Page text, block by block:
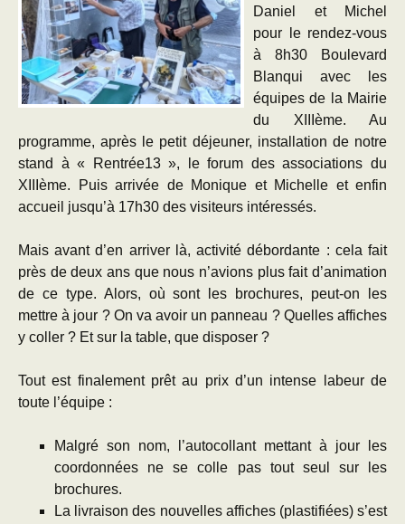
Daniel et Michel
pour le rendez-vous
à 8h30 Boulevard
Blanqui avec les
équipes de la Mairie
du XIIIème. Au
programme, après le petit déjeuner, installation de notre
stand à « Rentrée13 », le forum des associations du
XIIIème. Puis arrivée de Monique et Michelle et enfin
accueil jusqu’à 17h30 des visiteurs intéressés.
Mais avant d’en arriver là, activité débordante : cela fait
près de deux ans que nous n’avions plus fait d’animation
de ce type. Alors, où sont les brochures, peut-on les
mettre à jour ? On va avoir un panneau ? Quelles affiches
y coller ? Et sur la table, que disposer ?
Tout est finalement prêt au prix d’un intense labeur de
toute l’équipe :
Malgré son nom, l’autocollant mettant à jour les
coordonnées ne se colle pas tout seul sur les
brochures.
La livraison des nouvelles affiches (plastifiées) s’est